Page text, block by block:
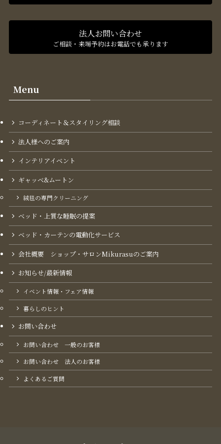
法人お問い合わせ
ご相談・来場予約はお電話でも承ります
Menu
コーディネート＆スタイリング​相談
法人様へのご案内
インテリアイベント
ギャッベ&ムートン
絨毯の専門クリーニング
ベッド・上質な睡眠の提案
ベッド・カーテンの電動化サービス
会社概要 ショップ・サロンMikurasuのご案内​
お知らせ/最新情報
イベント情報・フェア情報
暮らしのヒント
お問い合わせ
お問い合わせ 一般のお客様
お問い合わせ 法人のお客様
よくあるご質問